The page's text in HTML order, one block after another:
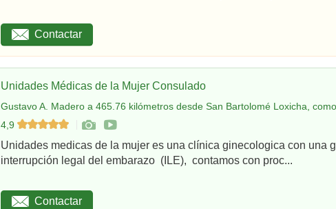
Contactar
Unidades Médicas de la Mujer Consulado
Gustavo A. Madero a 465.76 kilómetros desde San Bartolomé Loxicha,
4,9
Unidades medicas de la mujer es una clínica ginecologica con una
interrupción legal del embarazo (ILE), contamos con proc...
Contactar